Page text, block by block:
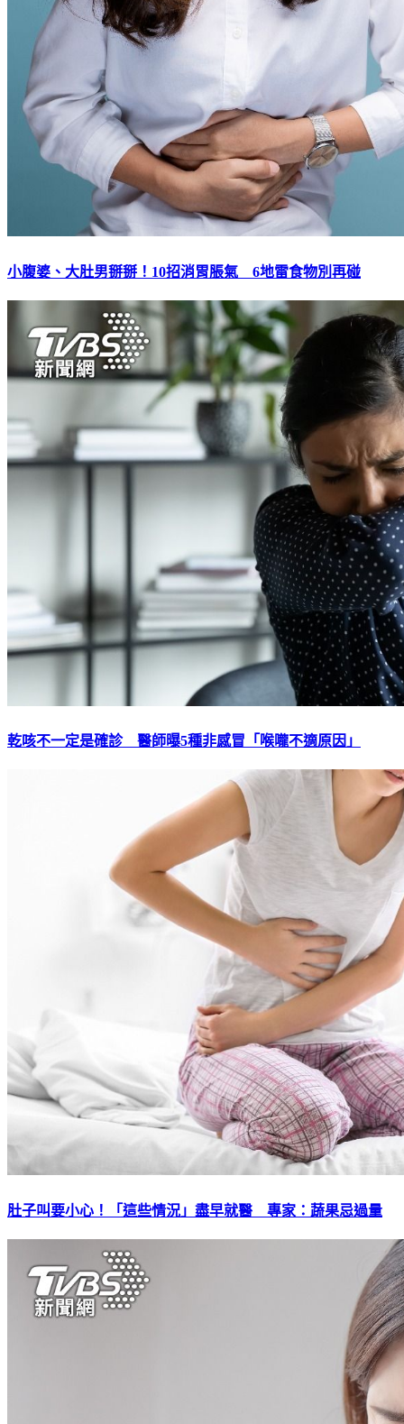
小腹婆、大肚男掰掰！10招消胃脹氣 6地雷食物別再碰
乾咳不一定是確診 醫師曝5種非感冒「喉嚨不適原因」
肚子叫要小心！「這些情況」盡早就醫 專家：蔬果忌過量